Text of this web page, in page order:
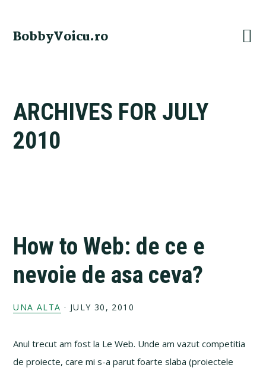
primary
main
primary
footer
BobbyVoicu.ro
ARCHIVES FOR JULY
2010
How to Web: de ce e
nevoie de asa ceva?
UNA ALTA · JULY 30, 2010
Anul trecut am fost la Le Web. Unde am vazut competitia
de proiecte, care mi s-a parut foarte slaba (proiectele